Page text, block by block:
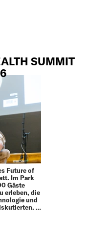
SUMMIT
Future of
Im Park
Gäste
erleben, die
und
…